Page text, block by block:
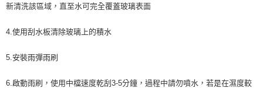
新清洗該區域，直至水可完全覆蓋玻璃表面
4.使用刮水板清除玻璃上的積水
5.安裝雨彈雨刷
6.啟動雨刷，使用中檔速度乾刮3-5分鐘，過程中請勿噴水，若是在濕度較